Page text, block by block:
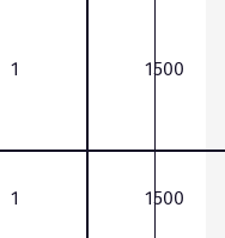
1 1500
1 1500